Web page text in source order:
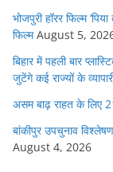
भोजपुरी हॉरर फिल्म
फिल्म August 5,
बिहार में पहली बार
जुटेंगे कई राज्यों के
असम बाढ़ राहत के लिए
बांकीपुर उपचुनाव
August 4, 2026